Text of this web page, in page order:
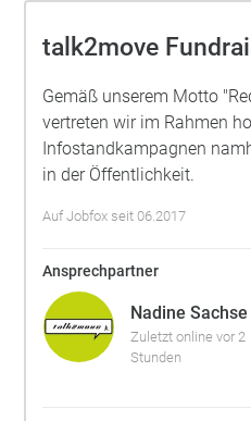
talk2move
Gemäß unserem Motto
vertreten wir im Rahmen
Infostandkampagnen
in der Öffentlichkeit.
Auf Jobfox seit 06.2017
Ansprechpartner
Nadine Sachse
Zuletzt online vor 2
Stunden